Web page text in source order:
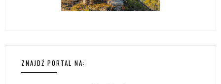
ZNAJDŹ PORTAL NA: